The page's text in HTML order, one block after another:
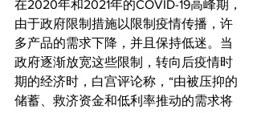
在2020年和2021年的COVID-19高峰期，
由于政府限制措施以限制疫情传播，许
多产品的需求下降，并且保持低迷。当
政府逐渐放宽这些限制，转向后疫情时
期的经济时，白宫评论称，“由被压抑的
储蓄、救济资金和低利率推动的需求将